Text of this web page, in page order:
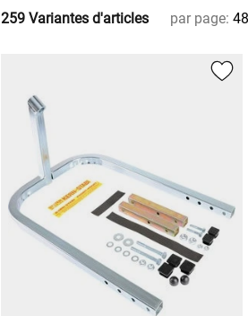
259 Variantes d'articles par page: